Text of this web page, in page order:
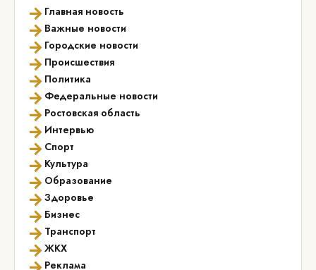
→ Главная новость
→ Важные новости
→ Городские новости
→ Происшествия
→ Политика
→ Федеральные новости
→ Ростовская область
→ Интервью
→ Спорт
→ Культура
→ Образование
→Здоровье
→ Бизнес
→ Транспорт
→ЖКХ
Реклама